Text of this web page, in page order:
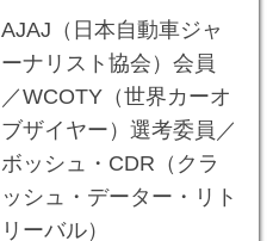
AJAJ（日本自動車ジャ
ーナリスト協会）会員
／WCOTY（世界カーオ
ブザイヤー）選考委員／
ボッシュ・CDR（クラ
ッシュ・データー・リト
リーバル）